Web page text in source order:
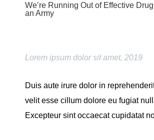
We’re Running Out of Effective
an Army
Lorem ipsum dolor sit amet, 2019
Duis aute irure dolor in
velit esse cillum dolore eu fugiat
Excepteur sint occaecat cupidatat